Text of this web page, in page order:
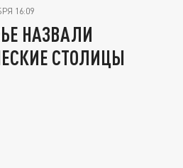
16:09
НАЗВАЛИ
СТОЛИЦЫ